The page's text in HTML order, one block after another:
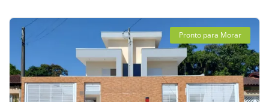
Pronto para Morar